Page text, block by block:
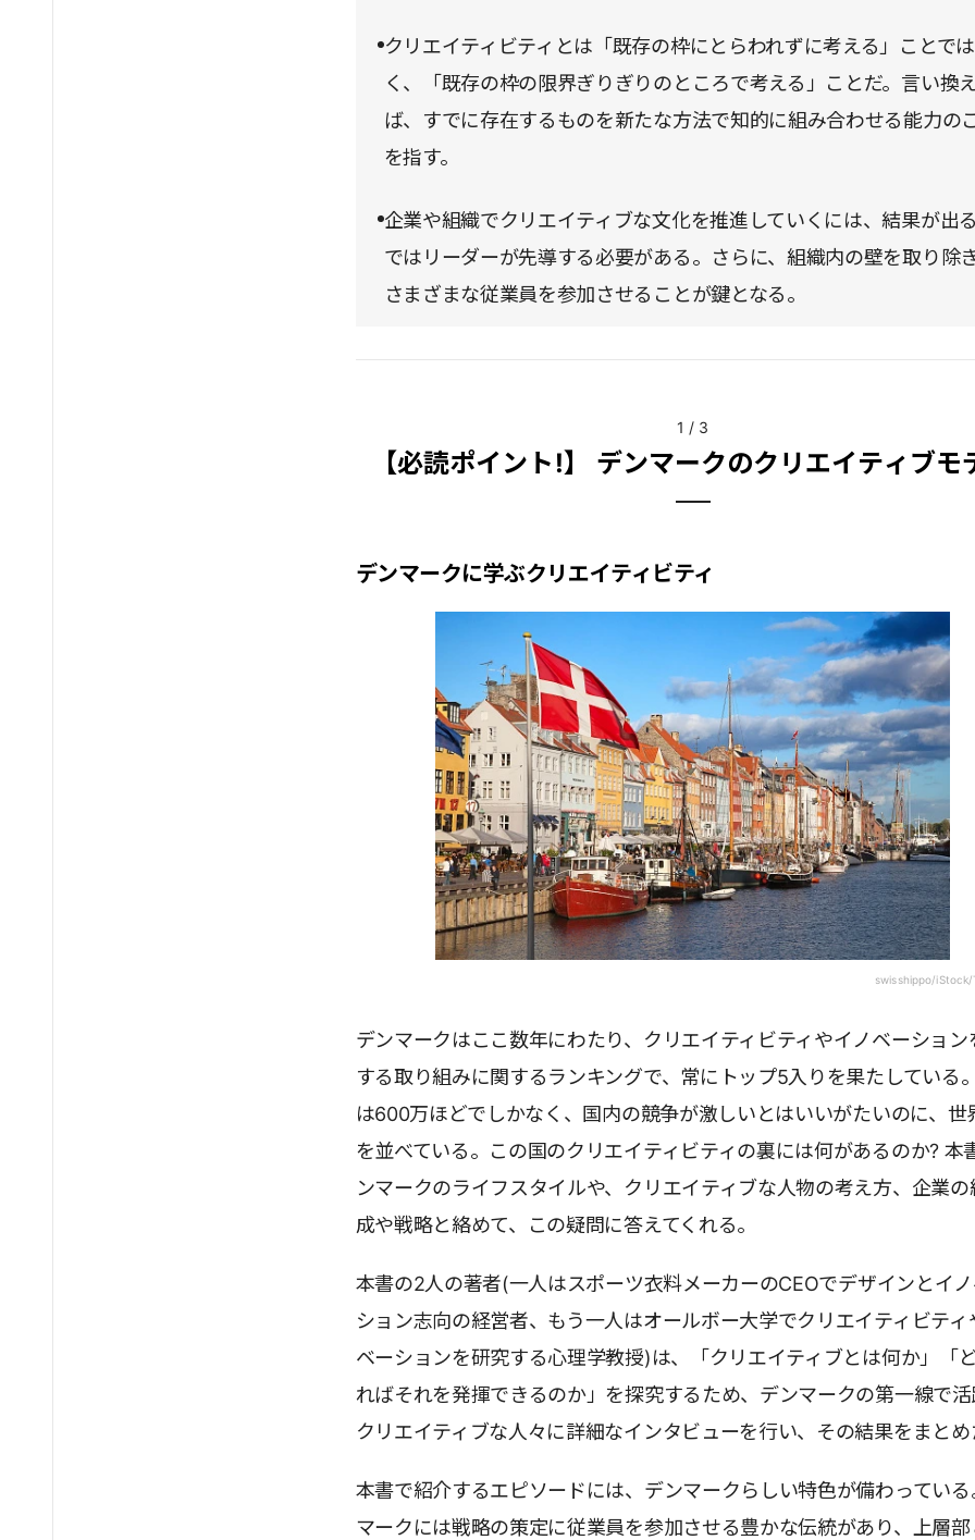
クリエイティビティとは「既存の枠にとらわれずに考える」ことで
く、「既存の枠の限界ぎりぎりのところで考える」ことだ。言い換
ば、すでに存在するものを新たな方法で知的に組み合わせる能力の
を指す。
企業や組織でクリエイティブな文化を推進していくには、結果が出
ではリーダーが先導する必要がある。さらに、組織内の壁を取り除
さまざまな従業員を参加させることが鍵となる。
1 / 3
【必読ポイント!】 デンマークのクリエイティブモ
デンマークに学ぶクリエイティビティ
swisshippo/
デンマークはここ数年にわたり、クリエイティビティやイノベーション
する取り組みに関するランキングで、常にトップ5入りを果たしている
は600万ほどでしかなく、国内の競争が激しいとはいいがたいのに、世
を並べている。この国のクリエイティビティの裏には何があるのか? 本
ンマークのライフスタイルや、クリエイティブな人物の考え方、企業の
成や戦略と絡めて、この疑問に答えてくれる。
本書の2人の著者(一人はスポーツ衣料メーカーのCEOでデザインとイ
ション志向の経営者、もう一人はオールボー大学でクリエイティビティ
ベーションを研究する心理学教授)は、「クリエイティブとは何か」「
ればそれを発揮できるのか」を探究するため、デンマークの第一線で
クリエイティブな人々に詳細なインタビューを行い、その結果をまとめ
本書で紹介するエピソードには、デンマークらしい特色が備わってい
マークには戦略の策定に従業員を参加させる豊かな伝統があり、上層